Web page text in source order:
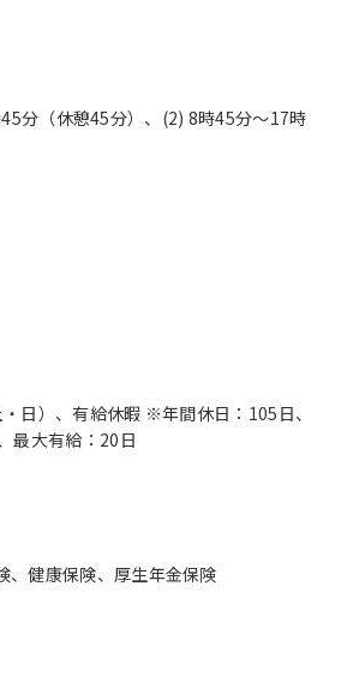
分（休憩45分）、(2) 8時45分〜17時
日）、有給休暇 ※年間休日：105日、
最大有給：20日
、健康保険、厚生年金保険